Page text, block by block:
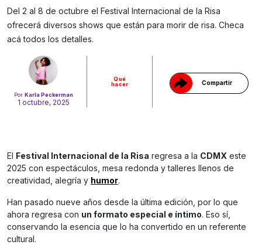
Por Karla Peckerman
1 octubre, 2025
Qué
hacer
Compartir
Gracias!
Del 2 al 8 de octubre el Festival Internacional de la Risa
ofrecerá diversos shows que están para morir de risa. Checa
acá todos los detalles.
El Festival Internacional de la Risa regresa a la CDMX este
2025 con espectáculos, mesa redonda y talleres llenos de
creatividad, alegría y humor.
Han pasado nueve años desde la última edición, por lo que
ahora regresa con un formato especial e íntimo. Eso sí,
conservando la esencia que lo ha convertido en un referente
cultural.